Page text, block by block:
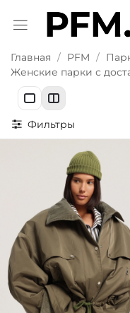
Главная PFM
Женские парки с
Фильтры